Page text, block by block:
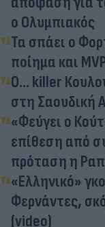
ο Ολυμπιακός
Τα σπάει ο
ποίημα και
Ο... killer
στη Σαουδική
«Φεύγει ο
επίθεση από
πρόταση η
«Ελληνικό»
Φερνάντες,
(video)